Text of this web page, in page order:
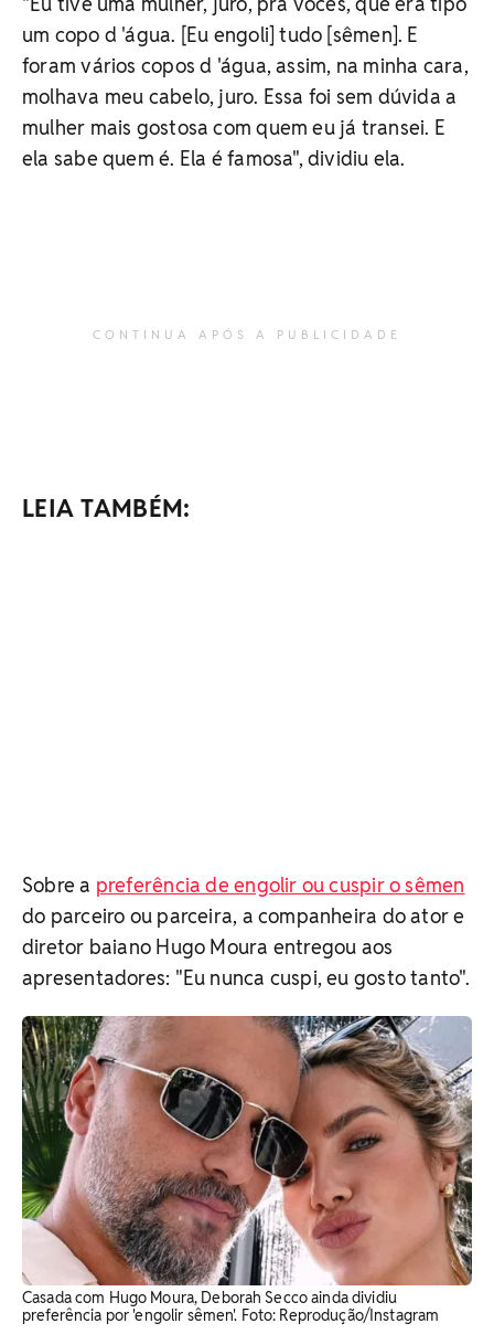
um copo d 'água. [Eu engoli] tudo [sêmen]. E
foram vários copos d 'água, assim, na minha cara,
molhava meu cabelo, juro. Essa foi sem dúvida a
mulher mais gostosa com quem eu já transei. E
ela sabe quem é. Ela é famosa", dividiu ela.
CONTINUA APÓS A PUBLICIDADE
LEIA TAMBÉM:
Sobre a preferência de engolir ou cuspir o sêmen
do parceiro ou parceira, a companheira do ator e
diretor baiano Hugo Moura entregou aos
apresentadores: "Eu nunca cuspi, eu gosto tanto".
Casada com Hugo Moura, Deborah Secco ainda dividiu
preferência por 'engolir sêmen'. Foto: Reprodução/Instagram